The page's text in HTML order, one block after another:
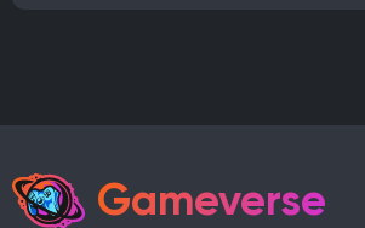
Gameverse